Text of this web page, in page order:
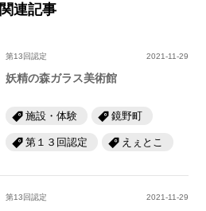
関連記事
第13回認定 2021-11-29
妖精の森ガラス美術館
施設・体験 鏡野町
第１３回認定 えぇとこ
第13回認定 2021-11-29